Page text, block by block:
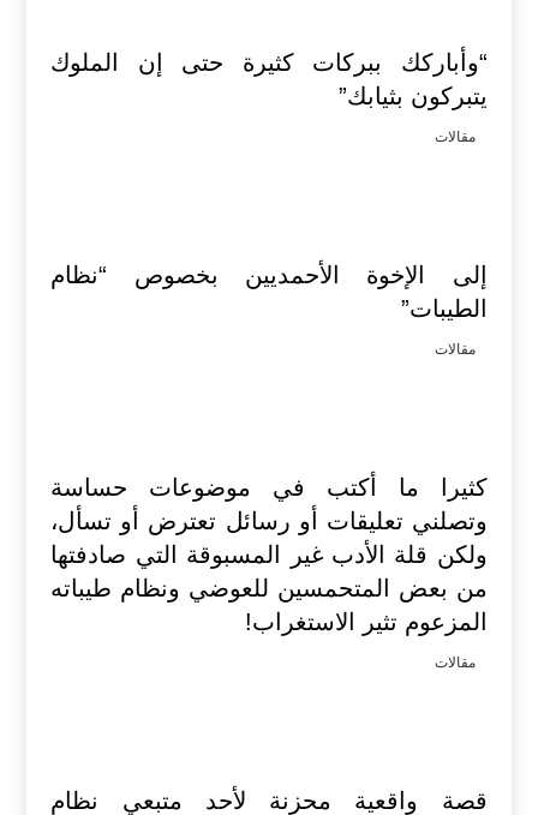
“وأباركك ببركات كثيرة حتى إن الملوك
يتبركون بثيابك”
مقالات
إلى الإخوة الأحمديين بخصوص “نظام
الطيبات”
مقالات
كثيرا ما أكتب في موضوعات حساسة
وتصلني تعليقات أو رسائل تعترض أو تسأل،
ولكن قلة الأدب غير المسبوقة التي صادفتها
من بعض المتحمسين للعوضي ونظام طيباته
المزعوم تثير الاستغراب!
مقالات
قصة واقعية محزنة لأحد متبعي نظام